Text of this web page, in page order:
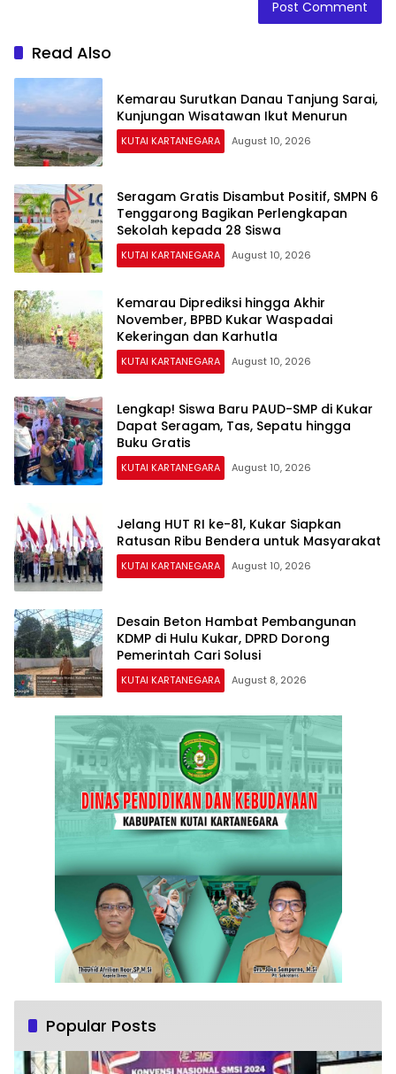
Read Also
Kemarau Surutkan Danau Tanjung Sarai,
Kunjungan Wisatawan Ikut Menurun
KUTAI KARTANEGARA August 10, 2026
Seragam Gratis Disambut Positif, SMPN 6
Tenggarong Bagikan Perlengkapan
Sekolah kepada 28 Siswa
KUTAI KARTANEGARA August 10, 2026
Kemarau Diprediksi hingga Akhir
November, BPBD Kukar Waspadai
Kekeringan dan Karhutla
KUTAI KARTANEGARA August 10, 2026
Lengkap! Siswa Baru PAUD-SMP di Kukar
Dapat Seragam, Tas, Sepatu hingga
Buku Gratis
KUTAI KARTANEGARA August 10, 2026
Jelang HUT RI ke-81, Kukar Siapkan
Ratusan Ribu Bendera untuk Masyarakat
KUTAI KARTANEGARA August 10, 2026
Desain Beton Hambat Pembangunan
KDMP di Hulu Kukar, DPRD Dorong
Pemerintah Cari Solusi
KUTAI KARTANEGARA August 8, 2026
Popular Posts